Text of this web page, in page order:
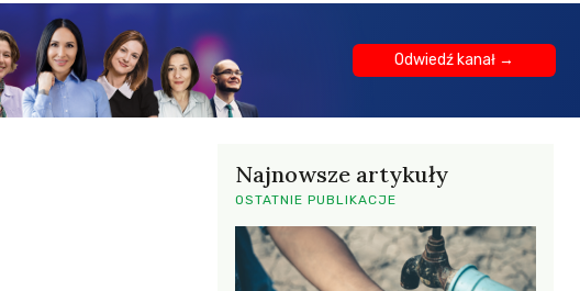
Odwiedź kanał →
Najnowsze artykuły
OSTATNIE PUBLIKACJE